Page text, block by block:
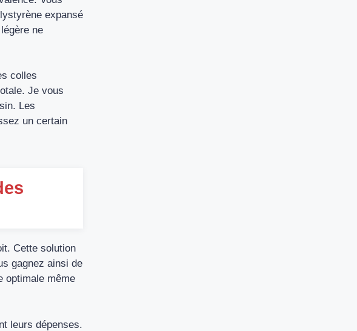
expansé
ne
colles
Je vous
Les
un certain
Cette solution
gagnez ainsi de
optimale même
leurs dépenses.